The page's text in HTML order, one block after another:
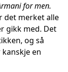
for men.
det merket alle
gikk med. Det
og så
en